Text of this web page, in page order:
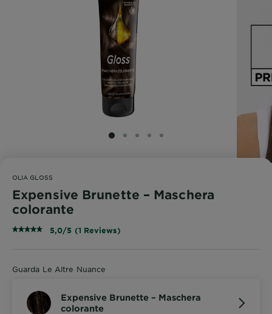
SLIDE 1
SLIDE 2
SLIDE 3
SLIDE 4
SLIDE 5
OLIA GLOSS
Expensive Brunette – Maschera
colorante
5,0/5 (1 Reviews)
Guarda Le Altre Nuance
Expensive Brunette – Maschera
colorante